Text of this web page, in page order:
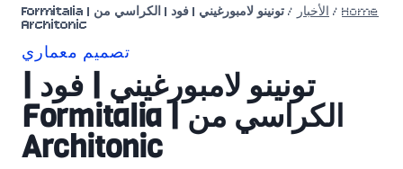
Home
/ الأخبار /
تونينو لامبورغيني | فود | الكراسي من Formitalia |
Architonic
تصميم معماري
تونينو لامبورغيني | فود |
الكراسي من Formitalia |
Architonic